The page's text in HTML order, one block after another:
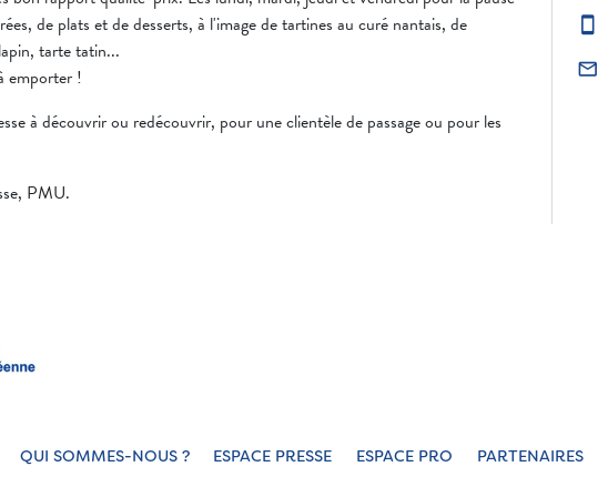
de plats et de desserts, à l'image de tartines au curé nantais, de
tarte tatin...
emporter !
à découvrir ou redécouvrir, pour une clientèle de passage ou pour les
PMU.
smartphone
mail_outline
QUI SOMMES-NOUS ? ESPACE PRESSE ESPACE PRO PARTENAIRES